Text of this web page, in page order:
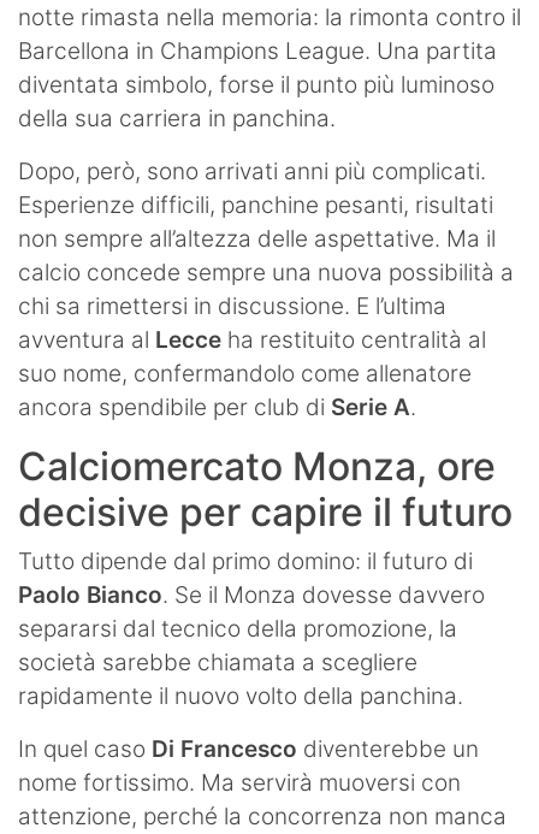
notte rimasta nella memoria: la rimonta contro il
Barcellona in Champions League. Una partita
diventata simbolo, forse il punto più luminoso
della sua carriera in panchina.
Dopo, però, sono arrivati anni più complicati.
Esperienze difficili, panchine pesanti, risultati
non sempre all’altezza delle aspettative. Ma il
calcio concede sempre una nuova possibilità a
chi sa rimettersi in discussione. E l’ultima
avventura al Lecce ha restituito centralità al
suo nome, confermandolo come allenatore
ancora spendibile per club di Serie A.
Calciomercato Monza, ore
decisive per capire il futuro
Tutto dipende dal primo domino: il futuro di
Paolo Bianco. Se il Monza dovesse davvero
separarsi dal tecnico della promozione, la
società sarebbe chiamata a scegliere
rapidamente il nuovo volto della panchina.
In quel caso Di Francesco diventerebbe un
nome fortissimo. Ma servirà muoversi con
attenzione, perché la concorrenza non manca